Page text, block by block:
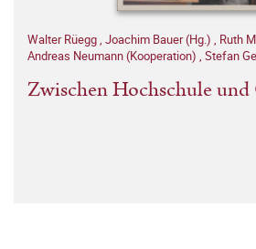
Walter Rüegg, Joachim Bauer (Hg.) , Ruth
Andreas Neumann (Kooperation) , Stefan
Zwischen Hochschule